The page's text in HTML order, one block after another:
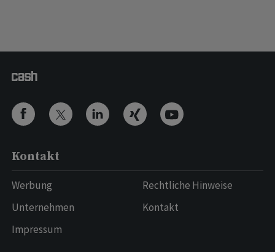
Kontakt
Werbung
Unternehmen
Impressum
Rechtliche Hinweise
Kontakt